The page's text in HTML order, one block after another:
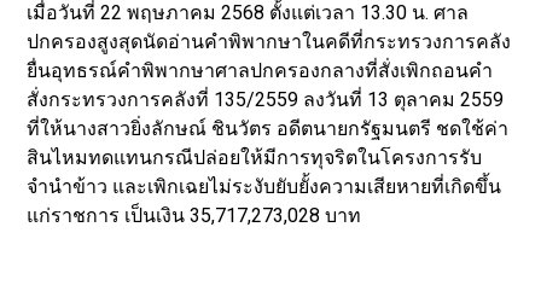
เมื่อวันที่ 22 พฤษภาคม 2568 ตั้งแต่เวลา 13.30 น. ศาล
ปกครองสูงสุดนัดอ่านคำพิพากษาในคดีที่กระทรวงการคลัง
ยื่นอุทธรณ์คำพิพากษาศาลปกครองกลางที่สั่งเพิกถอนคำ
สั่งกระทรวงการคลังที่ 135/2559 ลงวันที่ 13 ตุลาคม 2559
ที่ให้นางสาวยิ่งลักษณ์ ชินวัตร อดีตนายกรัฐมนตรี ชดใช้ค่า
สินไหมทดแทนกรณีปล่อยให้มีการทุจริตในโครงการรับ
จำนำข้าว และเพิกเฉยไม่ระงับยับยั้งความเสียหายที่เกิดขึ้น
แก่ราชการ เป็นเงิน 35,717,273,028 บาท